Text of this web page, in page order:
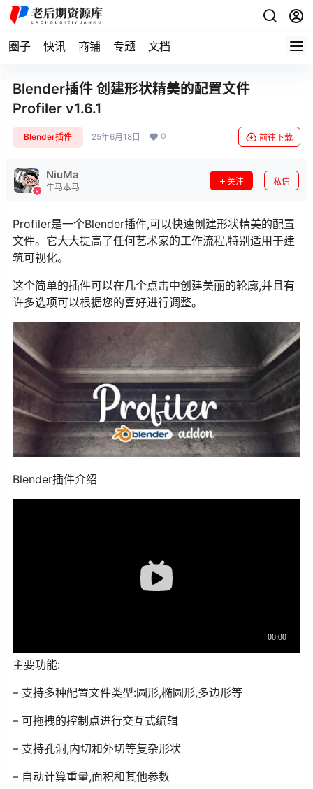
圈子 快讯 商铺 专题 文档
Blender插件 创建形状精美的配置文件
Profiler v1.6.1
Blender插件 25年6月18日 0 前往下载
NiuMa
牛马本马
关注 私信
Profiler是一个Blender插件,可以快速创建形状精美的配置
文件。它大大提高了任何艺术家的工作流程,特别适用于建
筑可视化。
这个简单的插件可以在几个点击中创建美丽的轮廓,并且有
许多选项可以根据您的喜好进行调整。
Blender插件介绍
主要功能:
– 支持多种配置文件类型:圆形,椭圆形,多边形等
– 可拖拽的控制点进行交互式编辑
– 支持孔洞,内切和外切等复杂形状
– 自动计算重量,面积和其他参数